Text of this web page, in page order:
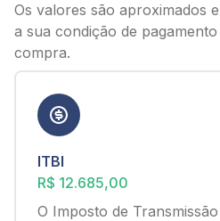
Os valores são aproximados
a sua condição de
compra.
ITBI
R$ 12.685,00
O Imposto de